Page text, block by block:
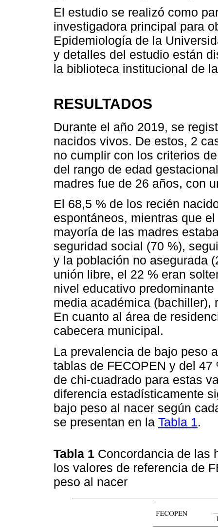
El estudio se realizó como
investigadora principal para
Epidemiología de la
y detalles del estudio están
la biblioteca institucional de
RESULTADOS
Durante el año 2019, se
nacidos vivos. De estos, 2
no cumplir con los criterios
del rango de edad
madres fue de 26 años, con
El 68,5 % de los recién
espontáneos, mientras que
mayoría de las madres
seguridad social (70 %),
y la población no asegurada
unión libre, el 22 % eran
nivel educativo
media académica (bachiller),
En cuanto al área de
cabecera municipal.
La prevalencia de bajo peso
tablas de FECOPEN y del
de chi-cuadrado para estas
diferencia estadísticamente
bajo peso al nacer según
se presentan en la Tabla 1.
Tabla 1 Concordancia de las
los valores de referencia de
peso al nacer